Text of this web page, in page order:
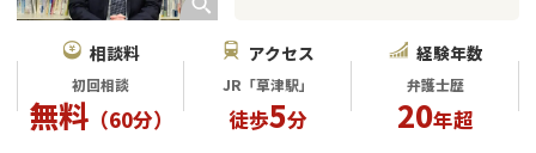
相談料
初回相談
無料（60分）
アクセス
JR「草津駅」
徒歩5分
経験年数
弁護士歴
20年超